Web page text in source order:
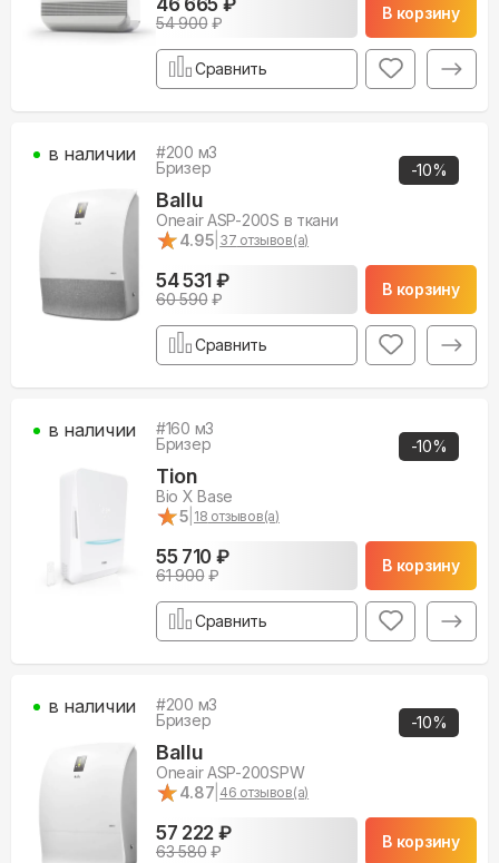
54 900₽
В корзину
Сравнить
-10%
#200 м3
Бризер
Ballu
Oneair ASP-200S в ткани
★
★4.95 37 отзывов(а)
54 531 ₽
60 590₽
В корзину
в наличии
Сравнить
-10%
#160 м3
Бризер
Tion
Bio X Base
★
★5 18 отзывов(а)
55 710 ₽
61 900₽
В корзину
в наличии
Сравнить
-10%
#200 м3
Бризер
Ballu
Oneair ASP-200SPW
★
★4.87 46 отзывов(а)
57 222 ₽
63 580₽
В корзину
в наличии